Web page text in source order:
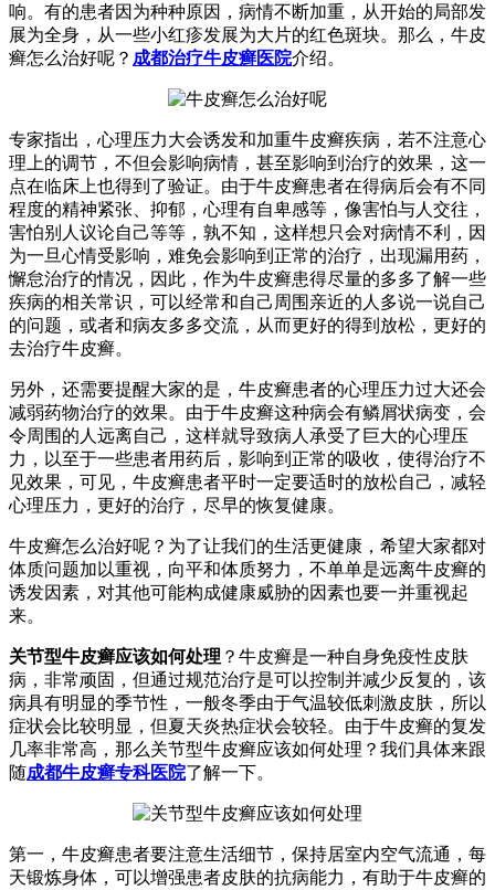
响。有的患者因为种种原因，病情不断加重，从开始的局部发
展为全身，从一些小红疹发展为大片的红色斑块。那么，牛皮
癣怎么治好呢？ 成都治疗牛皮癣医院介绍。
专家指出，心理压力大会诱发和加重牛皮癣疾病，若不注意心
理上的调节，不但会影响病情，甚至影响到治疗的效果，这一
点在临床上也得到了验证。由于牛皮癣患者在得病后会有不同
程度的精神紧张、抑郁，心理有自卑感等，像害怕与人交往，
害怕别人议论自己等等，孰不知，这样想只会对病情不利，因
为一旦心情受影响，难免会影响到正常的治疗，出现漏用药，
懈怠治疗的情况，因此，作为牛皮癣患得尽量的多多了解一些
疾病的相关常识，可以经常和自己周围亲近的人多说一说自己
的问题，或者和病友多多交流，从而更好的得到放松，更好的
去治疗牛皮癣。
另外，还需要提醒大家的是，牛皮癣患者的心理压力过大还会
减弱药物治疗的效果。由于牛皮癣这种病会有鳞屑状病变，会
令周围的人远离自己，这样就导致病人承受了巨大的心理压
力，以至于一些患者用药后，影响到正常的吸收，使得治疗不
见效果，可见，牛皮癣患者平时一定要适时的放松自己，减轻
心理压力，更好的治疗，尽早的恢复健康。
牛皮癣怎么治好呢？为了让我们的生活更健康，希望大家都对
体质问题加以重视，向平和体质努力，不单单是远离牛皮癣的
诱发因素，对其他可能构成健康威胁的因素也要一并重视起
来。
关节型牛皮癣应该如何处理 ？牛皮癣是一种自身免疫性皮肤
病，非常顽固，但通过规范治疗是可以控制并减少反复的，该
病具有明显的季节性，一般冬季由于气温较低刺激皮肤，所以
症状会比较明显，但夏天炎热症状会较轻。由于牛皮癣的复发
几率非常高，那么关节型牛皮癣应该如何处理？我们具体来跟
随成都牛皮癣专科医院了解一下。
第一，牛皮癣患者要注意生活细节，保持居室内空气流通，每
天锻炼身体，可以增强患者皮肤的抗病能力，有助于牛皮癣的